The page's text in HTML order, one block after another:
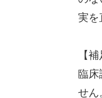
実を
【補
臨
せん